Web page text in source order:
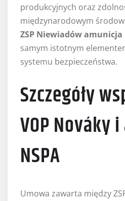
produkcyjnych oraz
międzynarodowym
ZSP Niewiadów amunicja
samym istotnym
systemu bezpieczeństwa.
Szczegóły
VOP Nováky
NSPA
Umowa zawarta między